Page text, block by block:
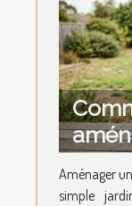
votre
Aménager
simple